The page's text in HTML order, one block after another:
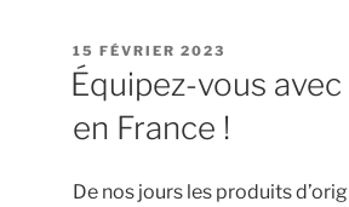
POSTED
ON
15 FÉVRIER 2023
Équipez-vous
en France !
De nos jours les produits